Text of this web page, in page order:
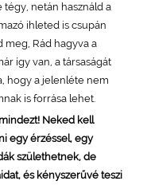
netán használd a
ihleted is csupán
meg, Rád hagyva a
így van, a társaságát
hogy a jelenléte nem
is forrása lehet.
Neked kell
egy érzéssel, egy
születhetnek, de
és kényszerűvé teszi